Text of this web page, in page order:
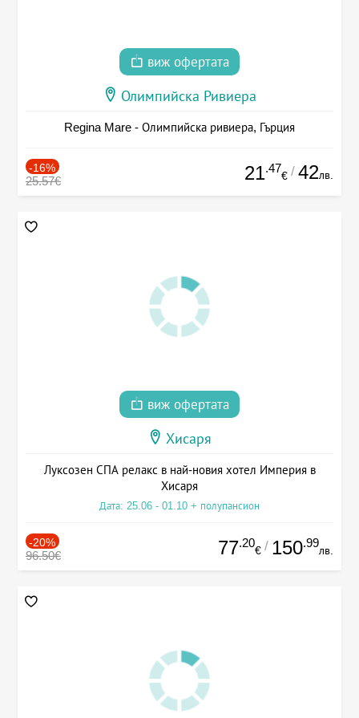
виж офертата
Олимпийска Ривиера
Regina Mare - Олимпийска ривиера, Гърция
-16%
25.57€ 21.47
€ / 42лв.
виж офертата
Хисаря
Луксозен СПА релакс в най-новия хотел Империя в
Хисаря
Дата: 25.06 - 01.10 + полупансион
-20%
96.50€ 77.20
€ / 150.99
лв.